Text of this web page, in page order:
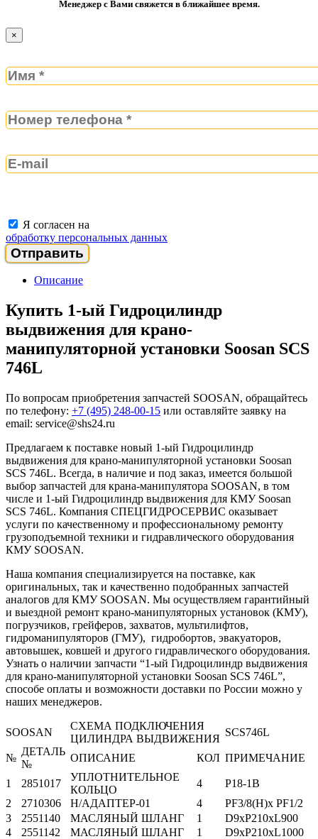
Менеджер с Вами свяжется в ближайшее время.
×
Я согласен на
обработку персональных данных
Описание
Купить 1-ый Гидроцилиндр
выдвижения для крано-
манипуляторной установки Soosan SCS
746L
По вопросам приобретения запчастей SOOSAN, обращайтесь
по телефону: +7 (495) 248-00-15 или оставляйте заявку на
email: service@shs24.ru
Предлагаем к поставке новый 1-ый Гидроцилиндр
выдвижения для крано-манипуляторной установки Soosan
SCS 746L. Всегда, в наличие и под заказ, имеется большой
выбор запчастей для крана-манипулятора SOOSAN, в том
числе и 1-ый Гидроцилиндр выдвижения для КМУ Soosan
SCS 746L. Компания СПЕЦГИДРОСЕРВИС оказывает
услуги по качественному и профессиональному ремонту
грузоподъемной техники и гидравлического оборудования
КМУ SOOSAN.
Наша компания специализируется на поставке, как
оригинальных, так и качественно подобранных запчастей
аналогов для КМУ SOOSAN. Мы осуществляем гарантийный
и выездной ремонт крано-манипуляторных установок (КМУ),
погрузчиков, грейферов, захватов, мультилифтов,
гидроманипуляторов (ГМУ), гидробортов, эвакуаторов,
автовышек, ковшей и другого гидравлического оборудования.
Узнать о наличии запчасти “1-ый Гидроцилиндр выдвижения
для крано-манипуляторной установки Soosan SCS 746L”,
способе оплаты и возможности доставки по России можно у
наших менеджеров.
SOOSAN
СХЕМА ПОДКЛЮЧЕНИЯ
ЦИЛИНДРА ВЫДВИЖЕНИЯ
SCS746L
№
ДЕТАЛЬ
№
ОПИСАНИЕ КОЛ ПРИМЕЧАНИЕ
1 2851017
УПЛОТНИТЕЛЬНОЕ
КОЛЬЦО
4
P18-1B
2
2710306 H/АДАПТЕР-01 4
PF3/8(H)x PF1/2
3
2551140 МАСЛЯНЫЙ ШЛАНГ 1
D9xP210xL900
4
2551142 МАСЛЯНЫЙ ШЛАНГ 1
D9xP210xL1000